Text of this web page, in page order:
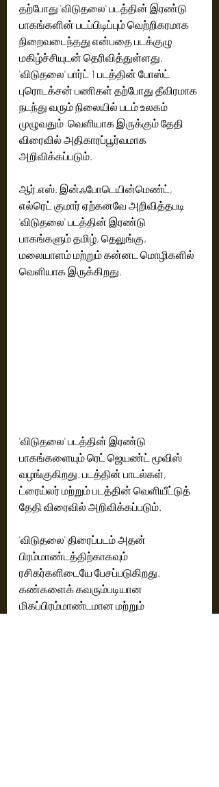
தற்போது 'விடுதலை' படத்தின் இரண்டு
பாகங்களின் படப்பிடிப்பும் வெற்றிகரமாக
நிறைவடைந்தது என்பதை படக்குழு
மகிழ்ச்சியுடன் தெரிவித்துள்ளது.
'விடுதலை' பார்ட் 1 படத்தின் போஸ்ட்
புரொடக்சன் பணிகள் தற்போது தீவிரமாக
நடந்து வரும் நிலையில் படம் உலகம்
முழுவதும்  வெளியாக இருக்கும் தேதி
விரைவில் அதிகாரப்பூர்வமாக
அறிவிக்கப்படும்.
ஆர்.எஸ். இன்ஃபோடெயின்மெண்ட்,
எல்ரெட் குமார் ஏற்கனவே அறிவித்தபடி
'விடுதலை' படத்தின் இரண்டு
பாகங்களும் தமிழ், தெலுங்கு,
மலையாளம் மற்றும் கன்னட மொழிகளில்
வெளியாக இருக்கிறது.
'விடுதலை' படத்தின் இரண்டு
பாகங்களையும் ரெட் ஜெயண்ட் மூவிஸ்
வழங்குகிறது. படத்தின் பாடல்கள்,
ட்ரைய்லர் மற்றும் படத்தின் வெளியீட்டுத்
தேதி விரைவில் அறிவிக்கப்படும்.
'விடுதலை' திரைப்படம் அதன்
பிரம்மாண்டத்திற்காகவும்
ரசிகர்களிடையே பேசப்படுகிறது.
கண்களைக் கவரும்படியான
மிகப்பிரம்மாண்டமான மற்றும்